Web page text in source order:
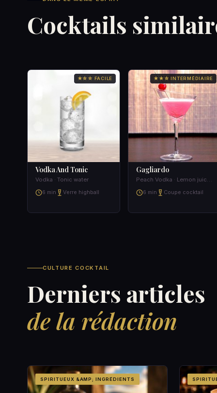
Cocktails
★☆☆ FACILE
Vodka And Tonic
Vodka · Tonic water
6 min
Verre highball
★★☆ INTERMÉDIAIRE
Gagliardo
Peach Vodka · Lemon juice · Galliano · Sirup of roses
6 min
Coupe cocktail
CULTURE COCKTAIL
Derniers articles
de la rédaction
SPIRITUEUX &AMP; INGRÉDIENTS